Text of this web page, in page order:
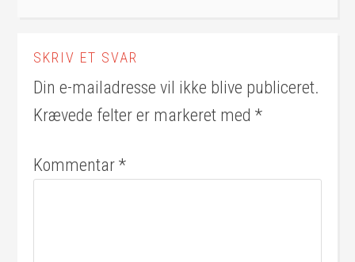
SKRIV ET SVAR
Din e-mailadresse vil ikke blive publiceret.
Krævede felter er markeret med*
Kommentar*